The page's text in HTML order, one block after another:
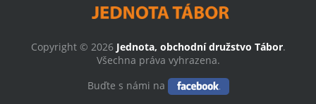
Copyright © 2026 Jednota, obchodní družstvo Tábor.
Všechna práva vyhrazena.
Buďte s námi na